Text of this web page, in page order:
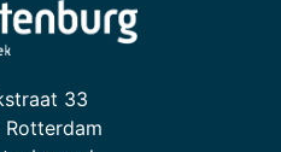
33